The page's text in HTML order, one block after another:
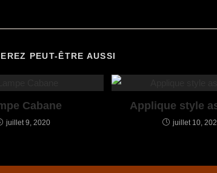
PEUT-ÊTRE AUSSI
Cabane
juillet 9, 2020
Applique style
juillet 10,